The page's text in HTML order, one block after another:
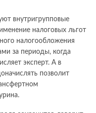
внутригрупповые
налоговых льгот
налогообложения
за периоды, когда
эксперт. А в
позволит